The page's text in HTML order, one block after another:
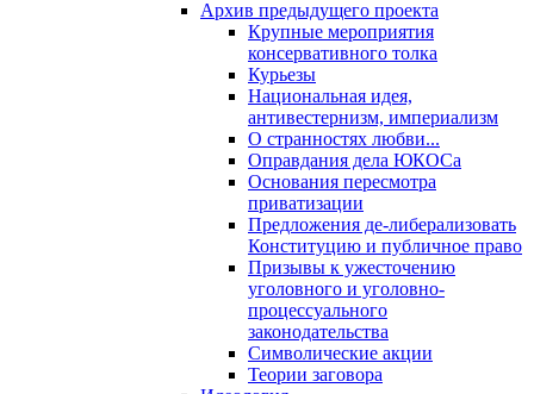
Архив предыдущего проекта
Крупные мероприятия
консервативного толка
Курьезы
Национальная идея,
антивестернизм, империализм
О странностях любви...
Оправдания дела ЮКОСа
Основания пересмотра
приватизации
Предложения де-либерализовать
Конституцию и публичное право
Призывы к ужесточению
уголовного и уголовно-
процессуального
законодательства
Символические акции
Теории заговора